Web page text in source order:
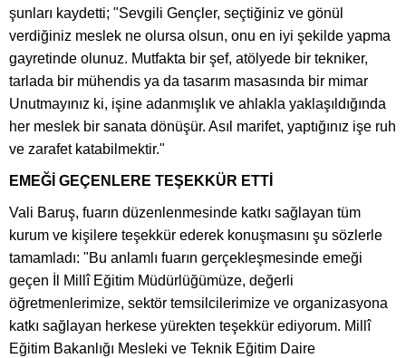
şunları kaydetti; "Sevgili Gençler, seçtiğiniz ve gönül
verdiğiniz meslek ne olursa olsun, onu en iyi şekilde yapma
gayretinde olunuz. Mutfakta bir şef, atölyede bir tekniker,
tarlada bir mühendis ya da tasarım masasında bir mimar
Unutmayınız ki, işine adanmışlık ve ahlakla yaklaşıldığında
her meslek bir sanata dönüşür. Asıl marifet, yaptığınız işe ruh
ve zarafet katabilmektir."
EMEĞİ GEÇENLERE TEŞEKKÜR ETTİ
Vali Baruş, fuarın düzenlenmesinde katkı sağlayan tüm
kurum ve kişilere teşekkür ederek konuşmasını şu sözlerle
tamamladı: "Bu anlamlı fuarın gerçekleşmesinde emeği
geçen İl Millî Eğitim Müdürlüğümüze, değerli
öğretmenlerimize, sektör temsilcilerimize ve organizasyona
katkı sağlayan herkese yürekten teşekkür ediyorum. Millî
Eğitim Bakanlığı Mesleki ve Teknik Eğitim Daire